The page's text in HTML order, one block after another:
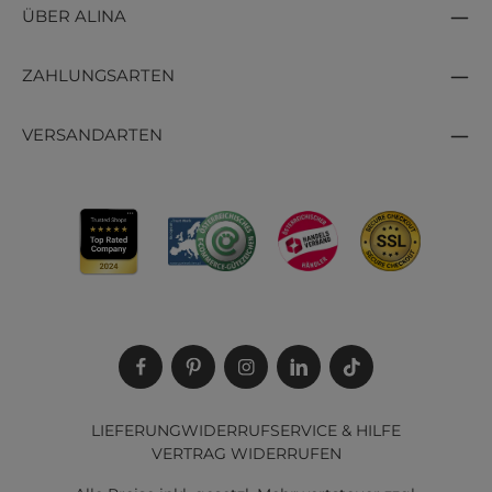
ÜBER ALINA
ZAHLUNGSARTEN
VERSANDARTEN
LIEFERUNGWIDERRUFSERVICE & HILFE
VERTRAG WIDERRUFEN